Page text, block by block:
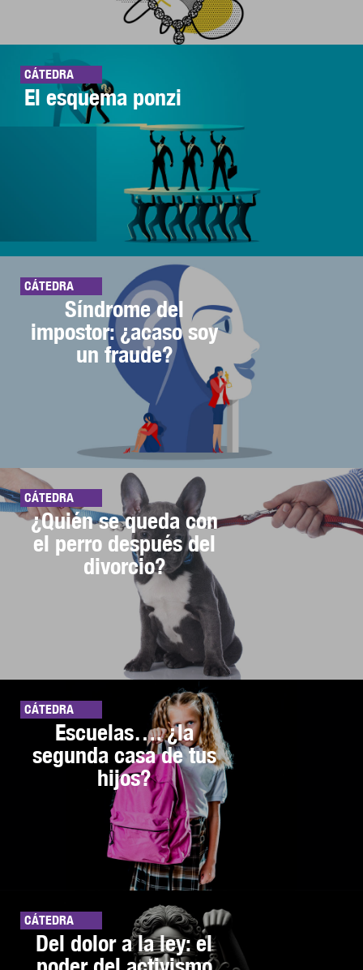
CÁTEDRA
El esquema ponzi
CÁTEDRA
Síndrome del
impostor: ¿acaso soy
un fraude?
CÁTEDRA
¿Quién se queda con
el perro después del
divorcio?
CÁTEDRA
Escuelas…. ¿la
segunda casa de tus
hijos?
CÁTEDRA
Del dolor a la ley: el